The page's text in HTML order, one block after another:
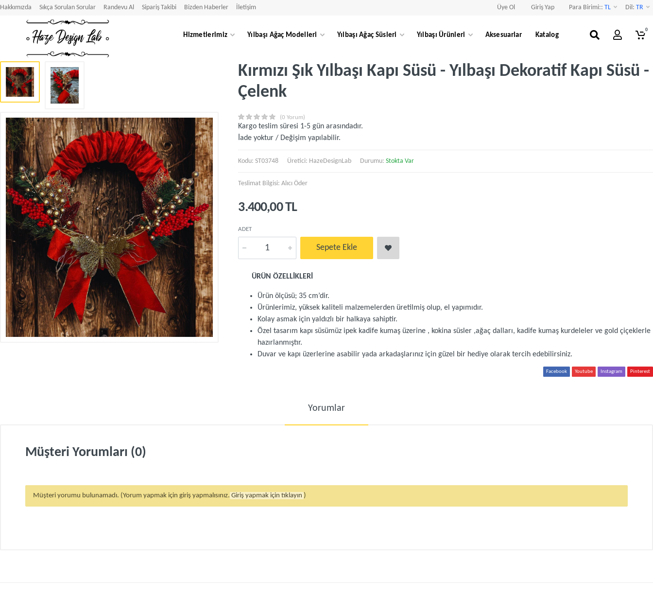
Hakkımızda Sıkça Sorulan Sorular Randevu Al Sipariş Takibi Bizden Haberler İletişim Üye Ol Giriş Yap Para Birimi:: TL Dil: TR
Hizmetlerimiz Yılbaşı Ağaç Modelleri Yılbaşı Ağaç Süsleri Yılbaşı Ürünleri Aksesuarlar Katalog
0
Kırmızı Şık Yılbaşı Kapı Süsü - Yılbaşı Dekoratif Kapı Süsü -
Çelenk
(0 Yorum)
Kargo teslim süresi 1-5 gün arasındadır.
İade yoktur / Değişim yapılabilir.
Kodu: ST03748 Üretici: HazeDesignLab Durumu:Stokta Var
Teslimat Bilgisi: Alıcı Öder
3.400,00 TL
ADET
Sepete Ekle
ÜRÜN ÖZELLİKLERİ
Ürün ölçüsü; 35 cm’dir.
Ürünlerimiz, yüksek kaliteli malzemelerden üretilmiş olup, el yapımıdır.
Kolay asmak için yaldızlı bir halkaya sahiptir.
Özel tasarım kapı süsümüz ipek kadife kumaş üzerine , kokina süsler ,ağaç dalları, kadife kumaş kurdeleler ve gold çiçeklerle
hazırlanmıştır.
Duvar ve kapı üzerlerine asabilir yada arkadaşlarınız için güzel bir hediye olarak tercih edebilirsiniz.
Facebook Youtube Instagram Pinterest
Yorumlar
Müşteri Yorumları (0)
Müşteri yorumu bulunamadı. (Yorum yapmak için giriş yapmalısınız. Giriş yapmak için tıklayın )